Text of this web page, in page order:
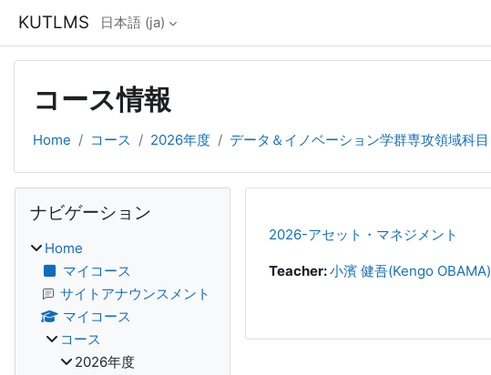
KUTLMS 日本語 ‎(ja)‎
コース情報
Home コース 2026年度 データ＆イノベーション学群専攻領域科目
2026-アセット・マネジメント
Teacher:小濱 健吾(Kengo OBAMA)
ブロック
ナビゲーション
Home
マイコース
サイトアナウンスメント
マイコース
コース
2026年度